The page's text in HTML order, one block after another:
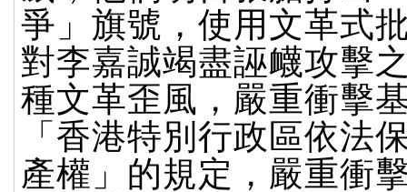
爭」旗號，使用文革式
對李嘉誠竭盡誣衊攻擊
種文革歪風，嚴重衝擊
「香港特別行政區依法
產權」的規定，嚴重衝